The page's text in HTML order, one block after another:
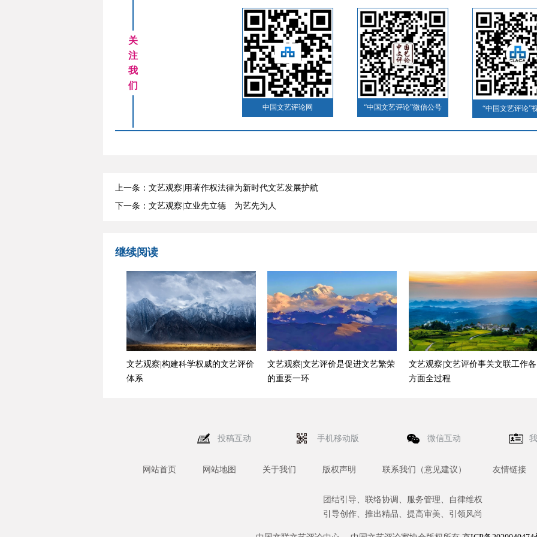
关
注
我
们
中国文艺评论网 “中国文艺评论”微信公号 “中国文艺评论”
上一条：文艺观察|用著作权法律为新时代文艺发展护航
下一条：文艺观察|立业先立德 为艺先为人
继续阅读
文艺观察|构建科学权威的文艺评价
体系
文艺观察|文艺评价是促进文艺繁荣
的重要一环
文艺观察|文艺评价事关文联工作各
方面全过程
投稿互动 手机移动版 微信互动
网站首页 网站地图 关于我们 版权声明 联系我们（意见建议） 友情链接
团结引导、联络协调、服务管理、自律维权
引导创作、推出精品、提高审美、引领风尚